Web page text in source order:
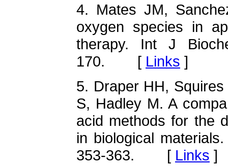
4. Mates JM,
oxygen species in
therapy. Int J
170. [ Links ]
5. Draper HH,
S, Hadley M. A
acid methods for the
in biological
353-363. [ Links ]